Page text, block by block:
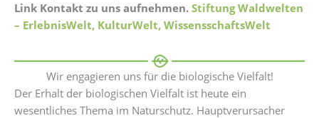
Link Kontakt zu uns aufnehmen. Stiftung Waldwelten
– ErlebnisWelt, KulturWelt, WissensschaftsWelt
Wir engagieren uns für die biologische Vielfalt!
Der Erhalt der biologischen Vielfalt ist heute ein
wesentliches Thema im Naturschutz. Hauptverursacher